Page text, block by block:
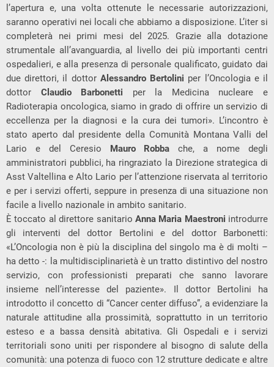
l’apertura e, una volta ottenute le necessarie autorizzazioni,
saranno operativi nei locali che abbiamo a disposizione. L’iter si
completerà nei primi mesi del 2025. Grazie alla dotazione
strumentale all’avanguardia, al livello dei più importanti centri
ospedalieri, e alla presenza di personale qualificato, guidato dai
due direttori, il dottor Alessandro Bertolini per l’Oncologia e il
dottor Claudio Barbonetti per la Medicina nucleare e
Radioterapia oncologica, siamo in grado di offrire un servizio di
eccellenza per la diagnosi e la cura dei tumori». L’incontro è
stato aperto dal presidente della Comunità Montana Valli del
Lario e del Ceresio Mauro Robba che, a nome degli
amministratori pubblici, ha ringraziato la Direzione strategica di
Asst Valtellina e Alto Lario per l’attenzione riservata al territorio
e per i servizi offerti, seppure in presenza di una situazione non
facile a livello nazionale in ambito sanitario.
È toccato al direttore sanitario Anna Maria Maestroni introdurre
gli interventi del dottor Bertolini e del dottor Barbonetti:
«L’Oncologia non è più la disciplina del singolo ma è di molti –
ha detto -: la multidisciplinarietà è un tratto distintivo del nostro
servizio, con professionisti preparati che sanno lavorare
insieme nell’interesse del paziente». Il dottor Bertolini ha
introdotto il concetto di “Cancer center diffuso”, a evidenziare la
naturale attitudine alla prossimità, soprattutto in un territorio
esteso e a bassa densità abitativa. Gli Ospedali e i servizi
territoriali sono uniti per rispondere al bisogno di salute della
comunità: una potenza di fuoco con 12 strutture dedicate e altre